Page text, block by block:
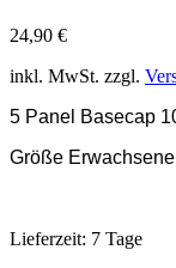
24,90 €
inkl. MwSt. zzgl.
5 Panel Basecap
Größe
Lieferzeit: 7 Tage